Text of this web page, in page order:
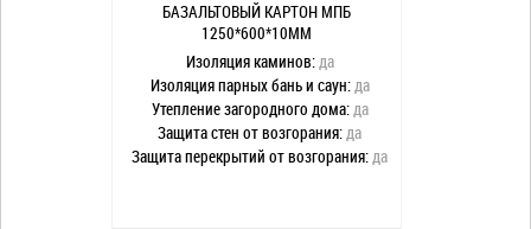
БАЗАЛЬТОВЫЙ КАРТОН МПБ
1250*600*10ММ
Изоляция каминов:да
Изоляция парных бань и саун:да
Утепление загородного дома:да
Защита стен от возгорания:да
Защита перекрытий от возгорания:да